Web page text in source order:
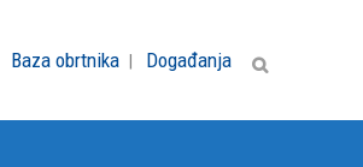
Baza obrtnika Događanja